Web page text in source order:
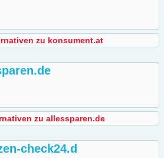
zu konsument.at
zu allessparen.de
check24.d